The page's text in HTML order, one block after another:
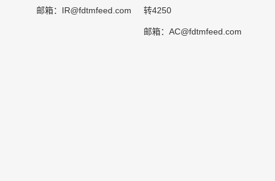
邮箱： IR@fdtmfeed.com 转4250
邮箱： AC@fdtmfeed.com